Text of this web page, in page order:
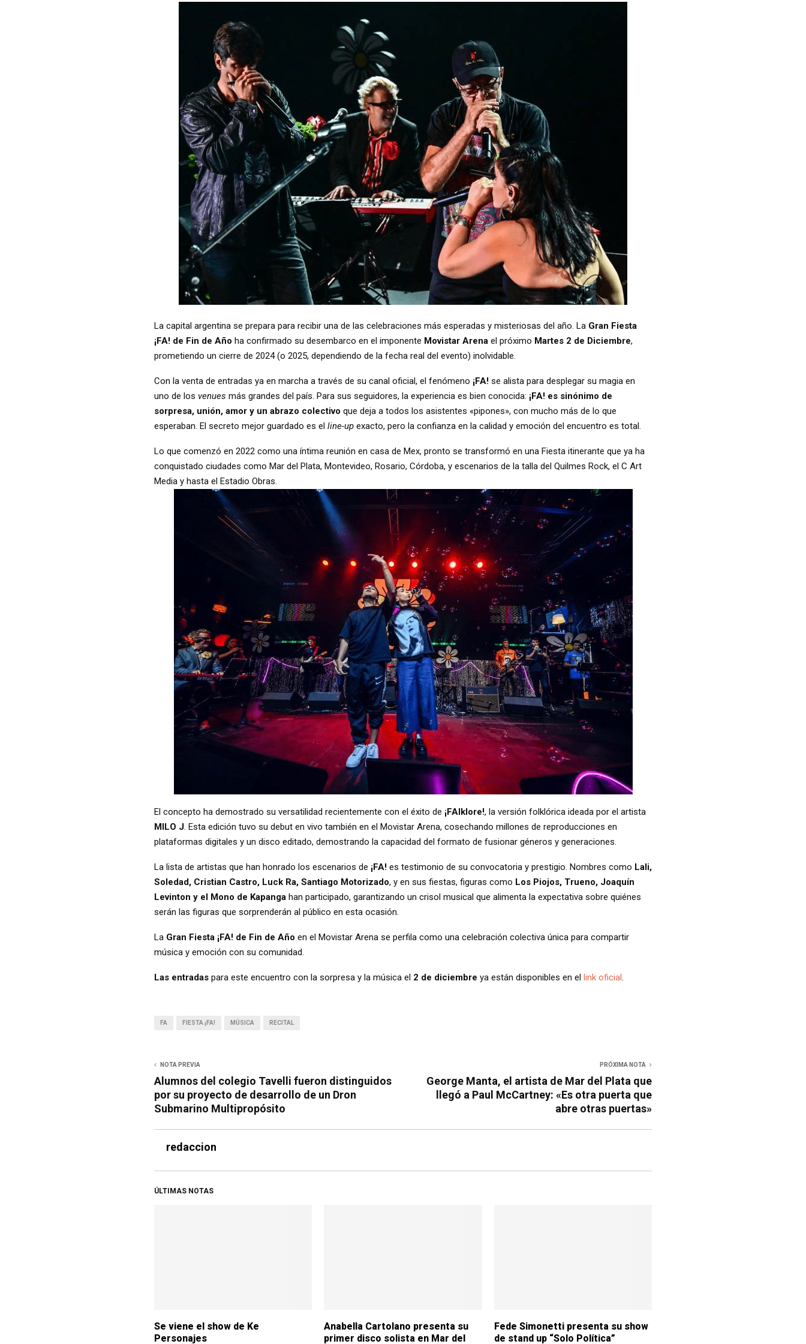
La capital argentina se prepara para recibir una de las celebraciones más esperadas y misteriosas del año. La Gran Fiesta
¡FA! de Fin de Año ha confirmado su desembarco en el imponente Movistar Arena el próximo Martes 2 de Diciembre,
prometiendo un cierre de 2024 (o 2025, dependiendo de la fecha real del evento) inolvidable.
Con la venta de entradas ya en marcha a través de su canal oficial, el fenómeno ¡FA! se alista para desplegar su magia en
uno de los venues más grandes del país. Para sus seguidores, la experiencia es bien conocida: ¡FA! es sinónimo de
sorpresa, unión, amor y un abrazo colectivo que deja a todos los asistentes «pipones», con mucho más de lo que
esperaban. El secreto mejor guardado es el line-up exacto, pero la confianza en la calidad y emoción del encuentro es total.
Lo que comenzó en 2022 como una íntima reunión en casa de Mex, pronto se transformó en una Fiesta itinerante que ya ha
conquistado ciudades como Mar del Plata, Montevideo, Rosario, Córdoba, y escenarios de la talla del Quilmes Rock, el C Art
Media y hasta el Estadio Obras.
El concepto ha demostrado su versatilidad recientemente con el éxito de ¡FAlklore!, la versión folklórica ideada por el artista
MILO J . Esta edición tuvo su debut en vivo también en el Movistar Arena, cosechando millones de reproducciones en
plataformas digitales y un disco editado, demostrando la capacidad del formato de fusionar géneros y generaciones.
La lista de artistas que han honrado los escenarios de ¡FA! es testimonio de su convocatoria y prestigio. Nombres como Lali,
Soledad, Cristian Castro, Luck Ra, Santiago Motorizado, y en sus fiestas, figuras como Los Piojos, Trueno, Joaquín
Levinton y el Mono de Kapanga han participado, garantizando un crisol musical que alimenta la expectativa sobre quiénes
serán las figuras que sorprenderán al público en esta ocasión.
La Gran Fiesta ¡FA! de Fin de Año en el Movistar Arena se perfila como una celebración colectiva única para compartir
música y emoción con su comunidad.
Las entradas para este encuentro con la sorpresa y la música el 2 de diciembre ya están disponibles en el link oficial
FA FIESTA ¡FA! MÚSICA RECITAL
NOTA PREVIA
Alumnos del colegio Tavelli fueron distinguidos
por su proyecto de desarrollo de un Dron
Submarino Multipropósito
PRÓXIMA NOTA
George Manta, el artista de Mar del Plata que
llegó a Paul McCartney: «Es otra puerta que
abre otras puertas»
redaccion
ÚLTIMAS NOTAS
Se viene el show de Ke
Personajes
Anabella Cartolano presenta su
primer disco solista en Mar del
Fede Simonetti presenta su show
de stand up “Solo Política”